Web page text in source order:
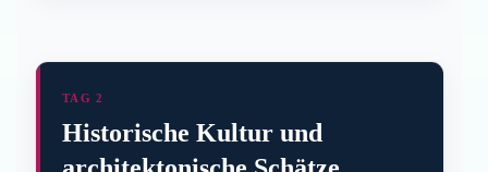
TAG 2
Historische Kultur und